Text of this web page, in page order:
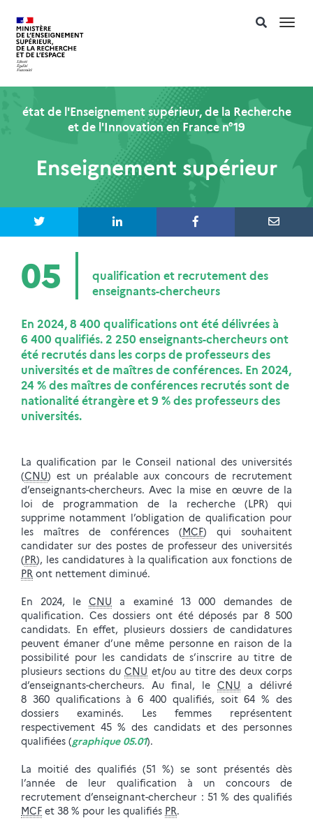
état de l'Enseignement supérieur, de la Recherche
et de l'Innovation en France n°19
Enseignement supérieur
05
qualification et recrutement des
enseignants-chercheurs
En 2024, 8 400 qualifications ont été délivrées à
6 400 qualifiés. 2 250 enseignants-chercheurs ont
été recrutés dans les corps de professeurs des
universités et de maîtres de conférences. En 2024,
24 % des maîtres de conférences recrutés sont de
nationalité étrangère et 9 % des professeurs des
universités.
La qualification par le Conseil national des universités
(CNU) est un préalable aux concours de recrutement
d’enseignants-chercheurs. Avec la mise en œuvre de la
loi de programmation de la recherche (LPR) qui
supprime notamment l’obligation de qualification pour
les maîtres de conférences (MCF) qui souhaitent
candidater sur des postes de professeur des universités
(PR), les candidatures à la qualification aux fonctions de
PR ont nettement diminué.
En 2024, le CNU a examiné 13 000 demandes de
qualification. Ces dossiers ont été déposés par 8 500
candidats. En effet, plusieurs dossiers de candidatures
peuvent émaner d’une même personne en raison de la
possibilité pour les candidats de s’inscrire au titre de
plusieurs sections du CNU et/ou au titre des deux corps
d’enseignants-chercheurs. Au final, le CNU a délivré
8 360 qualifications à 6 400 qualifiés, soit 64 % des
dossiers examinés. Les femmes représentent
respectivement 45 % des candidats et des personnes
qualifiées (graphique 05.01).
La moitié des qualifiés (51 %) se sont présentés dès
l’année de leur qualification à un concours de
recrutement d’enseignant-chercheur : 51 % des qualifiés
MCF et 38 % pour les qualifiés PR.